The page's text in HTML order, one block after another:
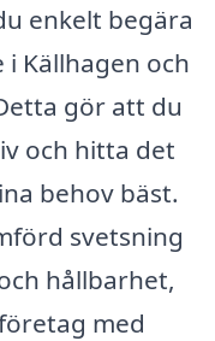
enkelt begära
Källhagen och
gör att du
och hitta det
behov bäst.
svetsning
hållbarhet,
med